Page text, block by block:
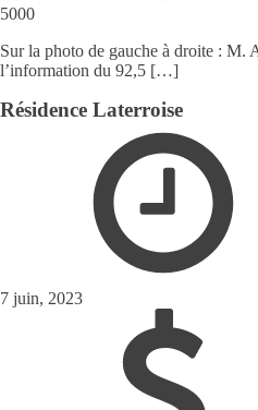
5000
Sur la photo de gauche à droite : M.
l’information du 92,5 […]
Résidence Laterroise
7 juin, 2023